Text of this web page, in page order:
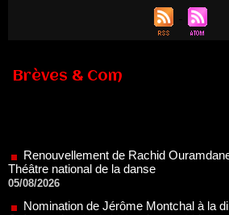
Brèves & Com
05/08/2026
Nomination de Jérôme Montchal à la
Scène nationale de Valenciennes
22/07/2026